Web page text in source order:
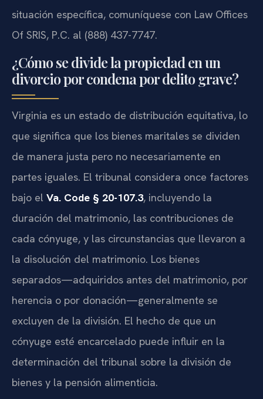
situación específica, comuníquese con Law Offices
Of SRIS, P.C. al (888) 437-7747.
¿Cómo se divide la propiedad en un
divorcio por condena por delito grave?
Virginia es un estado de distribución equitativa, lo
que significa que los bienes maritales se dividen
de manera justa pero no necesariamente en
partes iguales. El tribunal considera once factores
bajo el Va. Code § 20-107.3, incluyendo la
duración del matrimonio, las contribuciones de
cada cónyuge, y las circunstancias que llevaron a
la disolución del matrimonio. Los bienes
separados—adquiridos antes del matrimonio, por
herencia o por donación—generalmente se
excluyen de la división. El hecho de que un
cónyuge esté encarcelado puede influir en la
determinación del tribunal sobre la división de
bienes y la pensión alimenticia.